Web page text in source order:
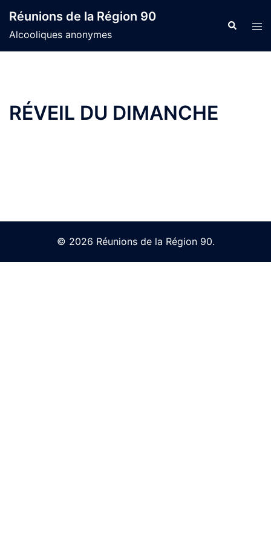
content
Réunions de la Région 90
Alcooliques anonymes
Search
RÉVEIL DU DIMANCHE
© 2026 Réunions de la Région 90.